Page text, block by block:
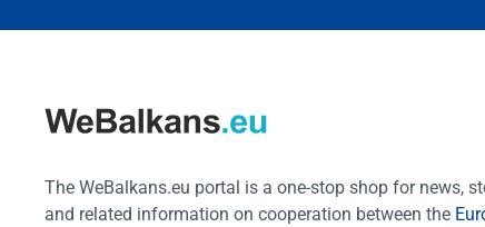
The WeBalkans.eu portal is a one-stop shop for news,
and related information on cooperation between the